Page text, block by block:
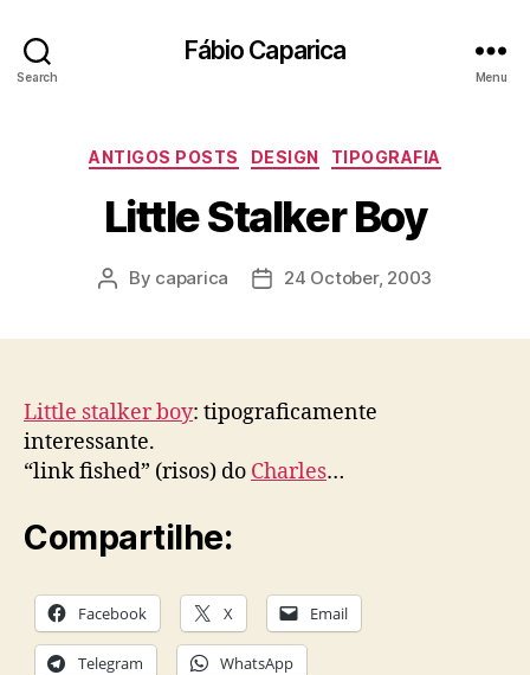
Search
Fábio Caparica
Menu
Categories
ANTIGOS POSTS DESIGN TIPOGRAFIA
Little Stalker Boy
Post
By caparica
Post24 October, 2003
Little stalker boy: tipograficamente
interessante.
“link fished” (risos) do Charles…
Compartilhe:
Facebook X Email
Telegram WhatsApp